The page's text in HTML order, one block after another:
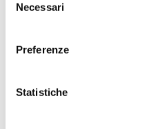
delNecessari
Preferenze
Statistiche
Disponibilità
IVA assolta dall'editore